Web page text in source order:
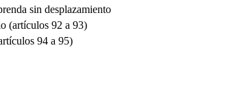
sin desplazamiento
(artículos 92 a 93)
94 a 95)